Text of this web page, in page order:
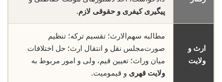
پیگیری کیفری و حقوقی لازم.
ارث و
ولایت
مطالبه سهم‌الارث؛ تقسیم ترکه؛ تنظیم
صورت‌مجلس نقل و انتقال ارث؛ حل اختلافات
میان وراث؛ تعیین قیم، ولی و امور مربوط به
ولایت قهری و قیمومیت.